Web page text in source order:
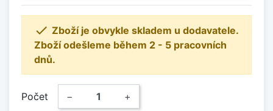
 Zboží je obvykle skladem u dodavatele.
Zboží odešleme během 2 - 5 pracovních
dnů.
Počet − +